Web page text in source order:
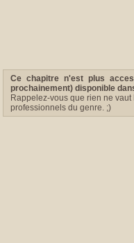
Ce chapitre n'est plus
prochainement) disponible
Rappelez-vous que rien ne
professionnels du genre. ;)